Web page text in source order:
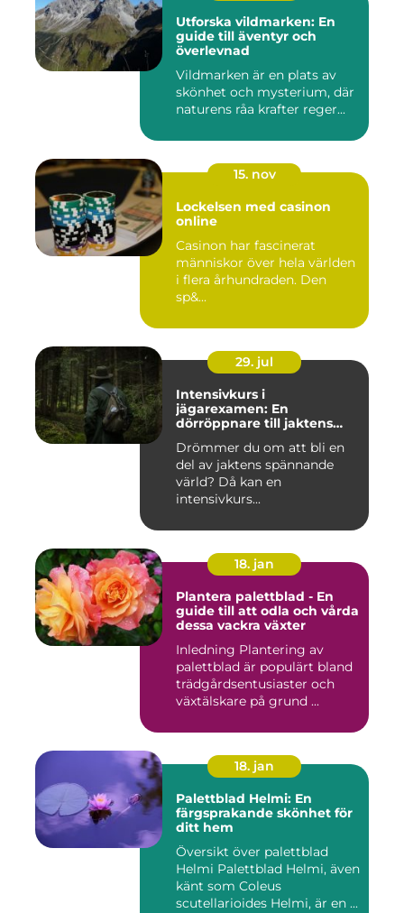
Utforska vildmarken: En
guide till äventyr och
överlevnad
Vildmarken är en plats av
skönhet och mysterium, där
naturens råa krafter reger...
15. nov
Lockelsen med casinon
online
Casinon har fascinerat
människor över hela världen
i flera århundraden. Den
sp&...
29. jul
Intensivkurs i
jägarexamen: En
dörröppnare till jaktens
Drömmer du om att bli en
del av jaktens spännande
värld? Då kan en
intensivkurs...
18. jan
Plantera palettblad - En
guide till att odla och vårda
dessa vackra växter
Inledning Plantering av
palettblad är populärt bland
trädgårdsentusiaster och
växtälskare på grund ...
18. jan
Palettblad Helmi: En
färgsprakande skönhet för
ditt hem
Översikt över palettblad
Helmi Palettblad Helmi, även
känt som Coleus
scutellarioides Helmi, är en ...